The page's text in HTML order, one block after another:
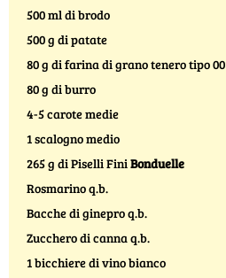
500 ml di brodo
500 g di patate
80 g di farina di grano tenero tipo 00
80 g di burro
4-5 carote medie
1 scalogno medio
265 g di Piselli FiniBonduelle
Rosmarino q.b.
Bacche di ginepro q.b.
Zucchero di canna q.b.
1 bicchiere di vino bianco